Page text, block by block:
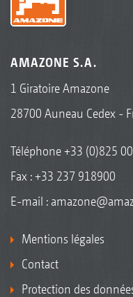
AMAZONE S.A.
1 Giratoire Amazone
28700 Auneau Cedex -
Téléphone+33 (0)825
Fax : +33 237 918900
E-mail :
Mentions légales
Contact
Protection des